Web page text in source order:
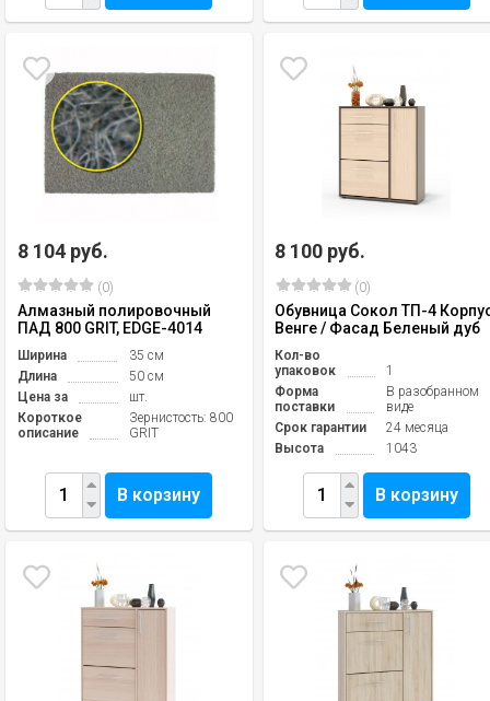
8 104 руб.
(0)
Алмазный полировочный
ПАД 800 GRIT, EDGE-4014
Ширина
35 см
Длина
50 см
Цена за
шт.
Короткое
описание
Зернистость: 800
GRIT
В корзину
8 100 руб.
(0)
Обувница Сокол ТП-4
Венге / Фасад Беленый дуб
Кол-во
упаковок
1
Форма
поставки
В разобранном
виде
Срок гарантии
24 месяца
Высота
1043
В корзину